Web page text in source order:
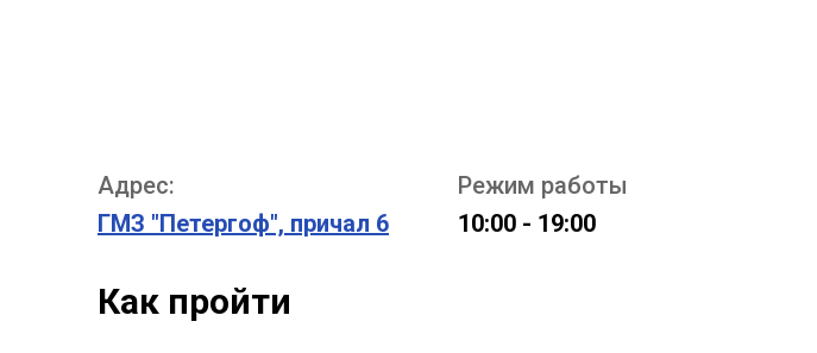
Адрес:
ГМЗ "Петергоф", причал 6
Режим работы
10:00 - 19:00
Как пройти